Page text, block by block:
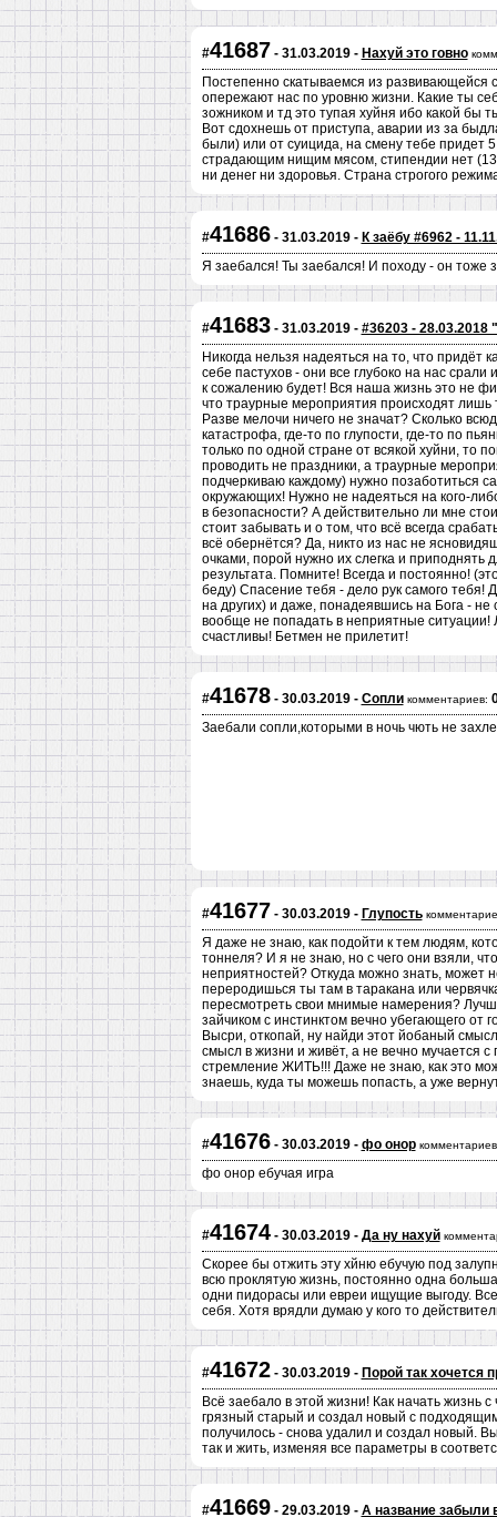
#41687 - 31.03.2019 - Нахуй это говно
Постепенно скатываемся из развивающейся
опережают нас по уровню жизни. Какие ты
зожником и тд это тупая хуйня ибо какой
Вот сдохнешь от приступа, аварии из за
были) или от суицида, на смену тебе придет
страдающим нищим мясом, стипендии нет
ни денег ни здоровья. Страна строгого
#41686- 31.03.2019 - К заёбу #6962 -
Я заебался! Ты заебался! И походу - он тоже
#41683- 31.03.2019 - #36203 - 28.03.2018
Никогда нельзя надеяться на то, что придёт
себе пастухов - они все глубоко на нас
к сожалению будет! Вся наша жизнь это не
что траурные мероприятия происходят лишь
Разве мелочи ничего не значат? Сколько
катастрофа, где-то по глупости, где-то по
только по одной стране от всякой хуйни, то
проводить не праздники, а траурные
подчеркиваю каждому) нужно позаботиться
окружающих! Нужно не надеяться на кого-
в безопасности? А действительно ли мне
стоит забывать и о том, что всё всегда
всё обернётся? Да, никто из нас не
очками, порой нужно их слегка и приподнять
результата. Помните! Всегда и постоянно!
беду) Спасение тебя - дело рук самого
на других) и даже, понадеявшись на Бога - не
вообще не попадать в неприятные
счастливы! Бетмен не прилетит!
#41678- 30.03.2019 - Сопли комментариев:
Заебали сопли,которыми в ночь чють не
#41677 - 30.03.2019 - Глупость
Я даже не знаю, как подойти к тем людям,
тоннеля? И я не знаю, но с чего они взяли,
неприятностей? Откуда можно знать, может
переродишься ты там в таракана или
пересмотреть свои мнимые намерения?
зайчиком с инстинктом вечно убегающего от
Высри, откопай, ну найди этот йобаный
смысл в жизни и живёт, а не вечно мучается
стремление ЖИТЬ!!! Даже не знаю, как это
знаешь, куда ты можешь попасть, а уже
#41676- 30.03.2019 - фо онор
фо онор ебучая игра
#41674- 30.03.2019 - Да ну нахуй
Скорее бы отжить эту хйню ебучую под
всю проклятую жизнь, постоянно одна
одни пидорасы или евреи ищущие выгоду.
себя. Хотя врядли думаю у кого то
#41672- 30.03.2019 - Порой так хочется
Всё заебало в этой жизни! Как начать жизнь
грязный старый и создал новый с
получилось - снова удалил и создал новый.
так и жить, изменяя все параметры в
#41669- 29.03.2019 - А название забыли